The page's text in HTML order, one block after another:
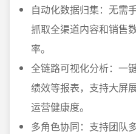
自动化数据归集：无需
抓取全渠道内容和销售
率。
全链路可视化分析：一
绩效等报表，支持大屏
运营健康度。
多角色协同：支持团队